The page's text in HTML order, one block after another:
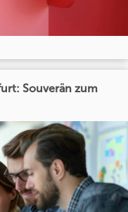
Souverän zum